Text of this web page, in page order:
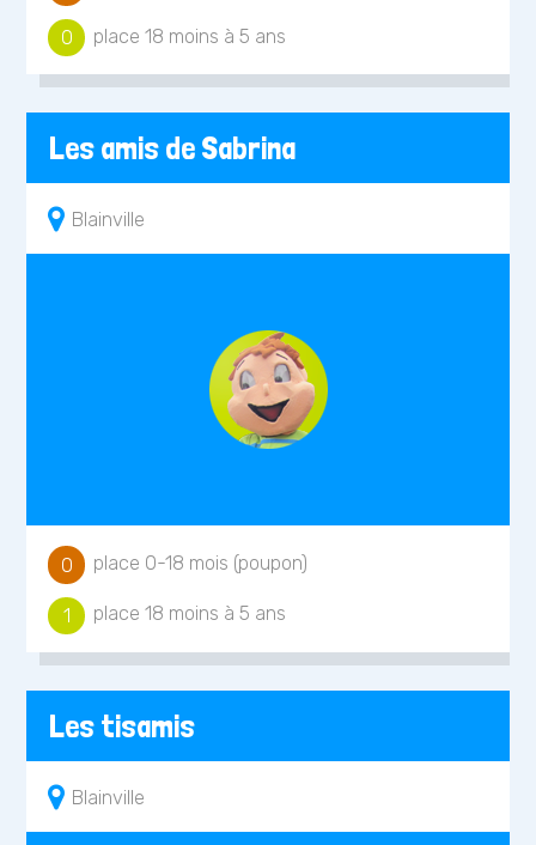
0 place 18 moins à 5 ans
Les amis de Sabrina
Blainville
0 place 0-18 mois (poupon)
1 place 18 moins à 5 ans
Les tisamis
Blainville